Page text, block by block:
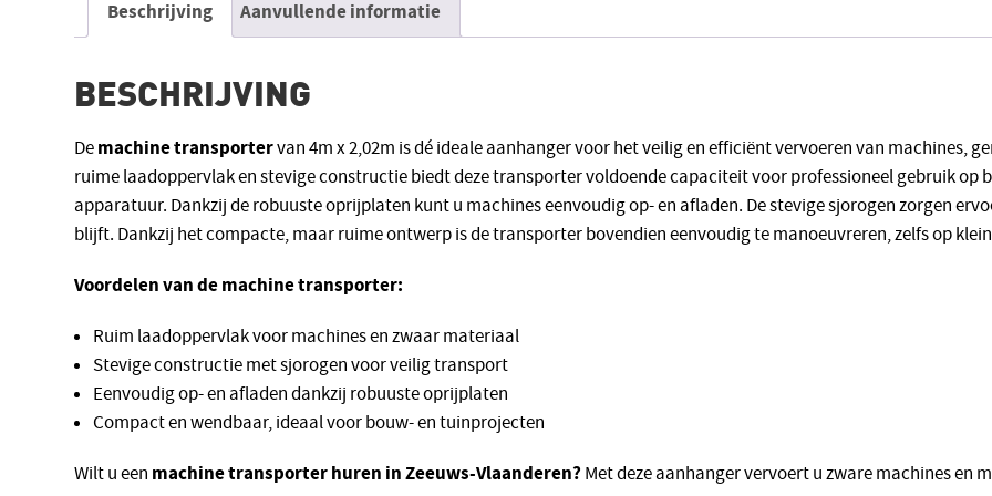
Beschrijving Aanvullende informatie
BESCHRIJVING
Demachine transportervan 4m x 2,02m is dé ideale aanhanger voor het veilig en efficiënt vervoeren van machines,
ruime laadoppervlak en stevige constructie biedt deze transporter voldoende capaciteit voor professioneel gebruik
apparatuur. Dankzij de robuuste oprijplaten kunt u machines eenvoudig op- en afladen. De stevige sjorogen zorgen
blijft. Dankzij het compacte, maar ruime ontwerp is de transporter bovendien eenvoudig te manoeuvreren, zelfs op
Voordelen van de machine transporter:
Ruim laadoppervlak voor machines en zwaar materiaal
Stevige constructie met sjorogen voor veilig transport
Eenvoudig op- en afladen dankzij robuuste oprijplaten
Compact en wendbaar, ideaal voor bouw- en tuinprojecten
Wilt u een machine transporter huren in Zeeuws-Vlaanderen? Met deze aanhanger vervoert u zware machines en